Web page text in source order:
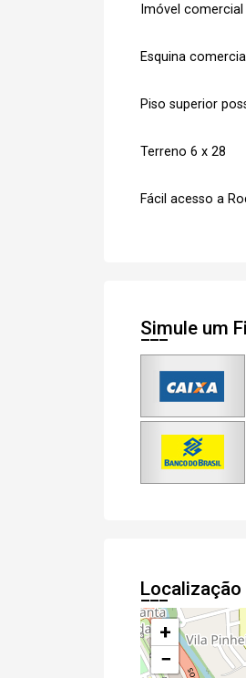
Imóvel
Esquina
Piso superior
Terreno 6 x 28
Fácil acesso a
Simule um
+
−